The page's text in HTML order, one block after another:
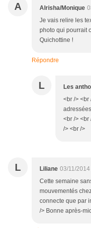
A Alrisha/Monique
Je vais relire les
photo qui pourrait
Quichottine !
Répondre
L Les
<br /> <br
<br /> <br
/> <br />
L Liliane 03/11/
Cette semaine
mouvementés
connecte que par
/> Bonne après-